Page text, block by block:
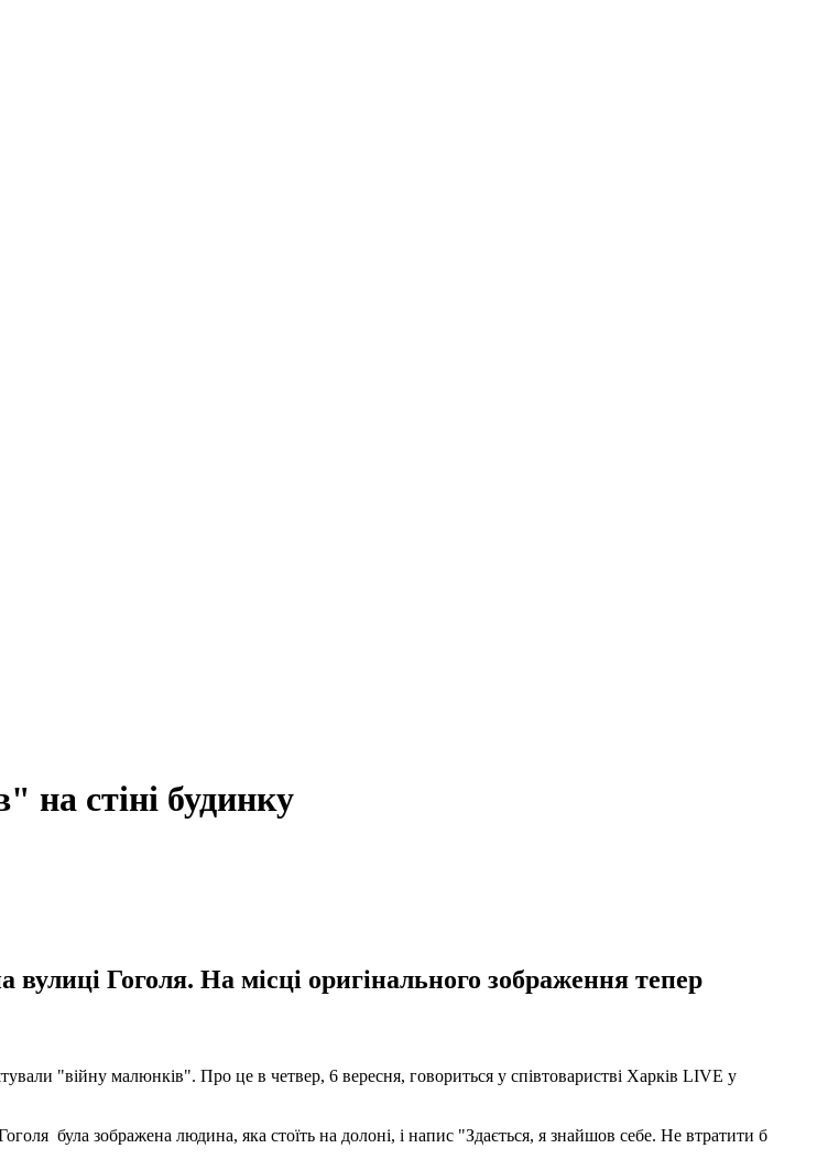
стіні будинку
Гоголя. На місці оригінального зображення тепер
"війну малюнків". Про це в четвер, 6 вересня, говориться у співтоваристві Харків LIVE у
була зображена людина, яка стоїть на долоні, і напис "Здається, я знайшов себе. Не втратити б